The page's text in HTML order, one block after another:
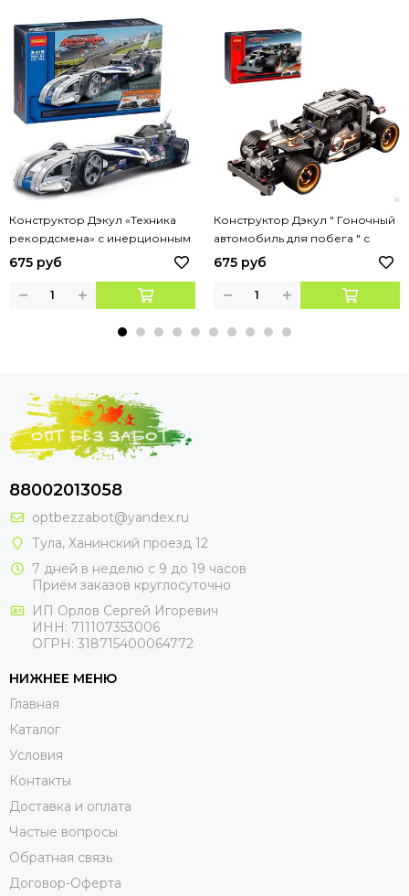
Конструктор Дэкул «Техника
рекордсмена» с инерционным
механизмом , 125 деталей арт.
675 руб
Конструктор Дэкул " Гоночный
автомобиль для побега " с
инерционным механизмом, 170
675 руб
88002013058
optbezzabot@yandex.ru
Тула, Ханинский проезд 12
7 дней в неделю с 9 до 19 часов
Приём заказов круглосуточно
ИП Орлов Сергей Игоревич
ИНН: 711107353006
ОГРН: 318715400064772
НИЖНЕЕ МЕНЮ
Главная
Каталог
Условия
Контакты
Доставка и оплата
Частые вопросы
Обратная связь
Договор-Оферта